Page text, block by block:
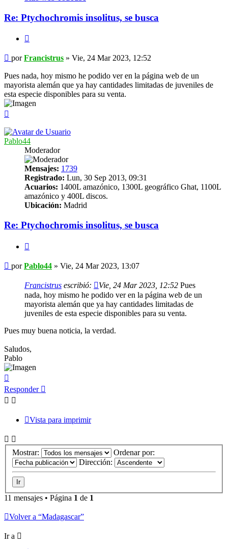
Re: Ptychochromis insolitus, se busca
Mensaje
porFrancistrus » Vie, 24 Mar 2023, 12:52
Pues nada, hoy mismo he podido ver en la página web de un
mayorista alemán que ya hay cantidades limitadas de juveniles de
esta especie disponibles para su venta.
Pablo44
Moderador
Mensajes: 1739
Registrado: Lun, 30 Sep 2013, 09:31
Acuarios: 1400L amazónico, 1300L geográfico Ghat, 1100L
amazónico y 400L discos.
Ubicación: Madrid
Re: Ptychochromis insolitus, se busca
Mensaje
porPablo44 » Vie, 24 Mar 2023, 13:07
Francistrus escribió: Vie, 24 Mar 2023, 12:52 Pues
nada, hoy mismo he podido ver en la página web de un
mayorista alemán que ya hay cantidades limitadas de
juveniles de esta especie disponibles para su venta.
Pues muy buena noticia, la verdad.
Saludos,
Pablo
Responder
Vista para imprimir
Mostrar:
Ordenar por:
Dirección:
11 mensajes • Página 1 de 1
Volver a “Madagascar”
Ir a